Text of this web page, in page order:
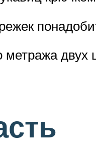
метража двух